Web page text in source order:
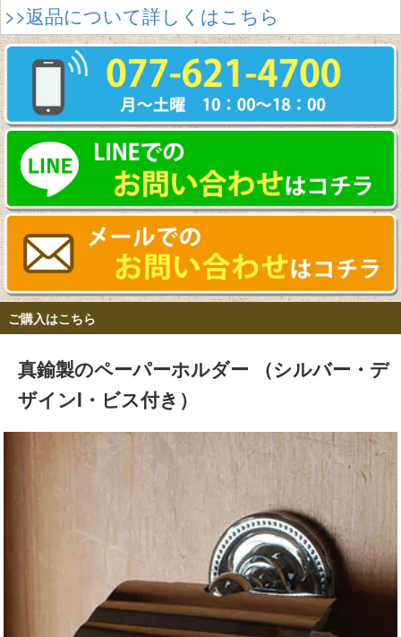
>>返品について詳しくはこちら
ご購入はこちら
真鍮製のペーパーホルダー （シルバー・デ
ザインI・ビス付き）